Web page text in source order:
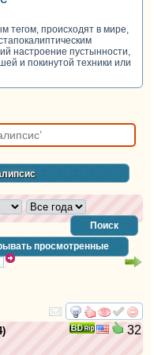
тегом, происходят в мире,
настроение пустынности,
и покинутой техники или
Поиск
просмотренные
смотреть
32